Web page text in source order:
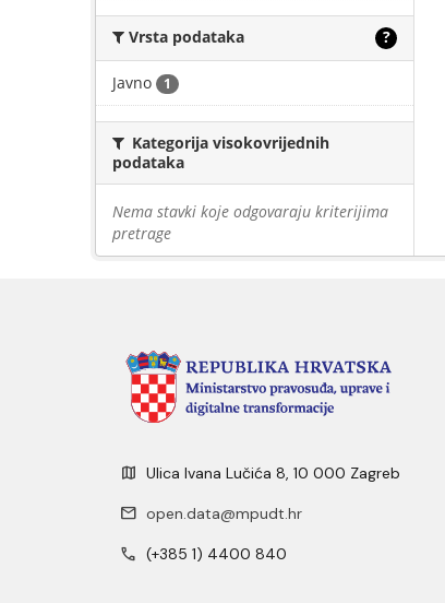
Vrsta podataka ?
Javno 1
Kategorija visokovrijednih
podataka
Nema stavki koje odgovaraju kriterijima
pretrage